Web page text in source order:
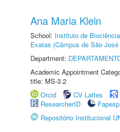
Ana Maria Klein
School: Instituto de
Exatas (Câmpus de São
Department:
Academic Appointment
title: MS-3.2
Orcid
CV Lattes
ResearcherID
Fapesp
Repositório Institucional